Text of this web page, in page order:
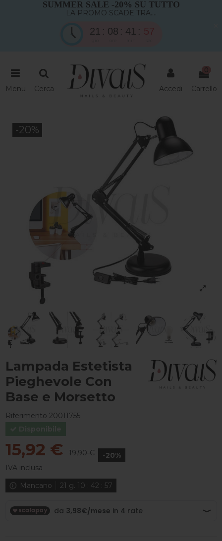
SUMMER SALE -20% SU TUTTO
LA PROMO SCADE TRA....
21 08 41 56
Menu Cerca Accedi
0
Carrello
-20%
Lampada Estetista
Pieghevole Con
Base e Morsetto
Riferimento 20011755
15,92 € 19,90 €
-20%
IVA inclusa
Mancano
21 g. 10 : 42 : 56